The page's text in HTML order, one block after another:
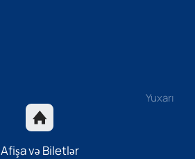
Yuxarı
Afişa və Biletlər